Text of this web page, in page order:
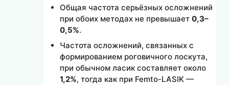
Общая частота серьёзных осложнений
при обоих методах не превышает 0,3–
0,5%.
Частота осложнений, связанных с
формированием роговичного лоскута,
при обычном ласик составляет около
1,2%, тогда как при Femto-LASIK —